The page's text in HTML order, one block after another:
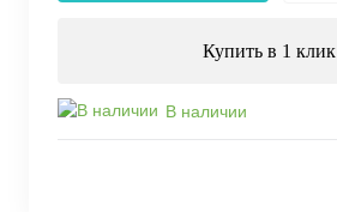
Купить в 1 клик
В наличии